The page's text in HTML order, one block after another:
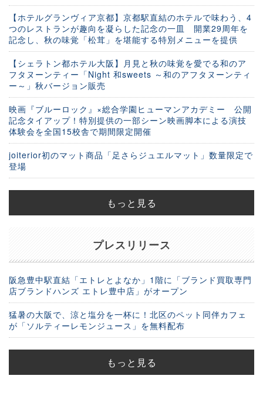
【ホテルグランヴィア京都】京都駅直結のホテルで味わう、4
つのレストランが趣向を凝らした記念の一皿 開業29周年を
記念し、秋の味覚「松茸」を堪能する特別メニューを提供
【シェラトン都ホテル大阪】月見と秋の味覚を愛でる和のア
フタヌーンティー「Night 和sweets ～和のアフタヌーンティ
ー～」秋バージョン販売
映画『ブルーロック』×総合学園ヒューマンアカデミー 公開
記念タイアップ！特別提供の一部シーン映画脚本による演技
体験会を全国15校舎で期間限定開催
joiterior初のマット商品「足さらジュエルマット」数量限定で
登場
もっと見る
プレスリリース
阪急豊中駅直結「エトレとよなか」1階に「ブランド買取専門
店ブランドハンズ エトレ豊中店」がオープン
猛暑の大阪で、涼と塩分を一杯に！北区のペット同伴カフェ
が「ソルティーレモンジュース」を無料配布
もっと見る